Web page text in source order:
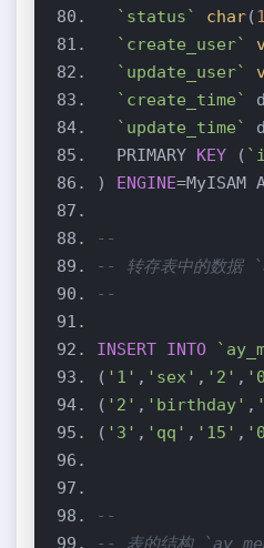
`status`
char(1
`create_user`
`update_user`
`create_time`
`update_time`
PRIMARY KEY (
) ENGINE=MyISAM
--
-- 转存表中的数据
--
INSERT INTO
( '1' , 'sex' , '2' ,
( '2' , 'birthday' ,
( '3' , 'qq' , '15' ,
--
-- 表的结构